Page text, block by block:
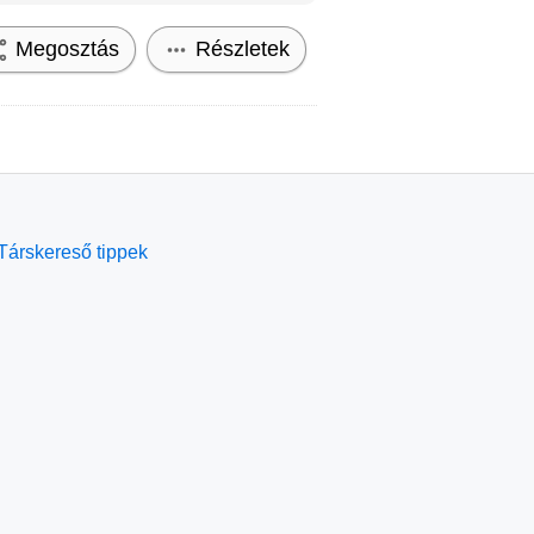
Megosztás Részletek
tippek